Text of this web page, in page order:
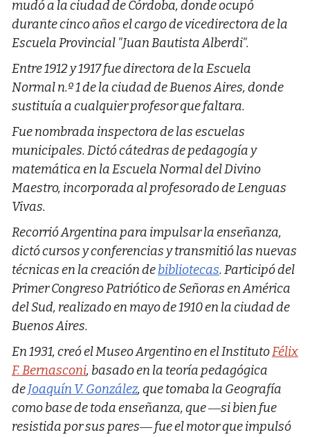
mudó a la ciudad de Córdoba, donde ocupó
durante cinco años el cargo de vicedirectora de la
Escuela Provincial "Juan Bautista Alberdi".​
Entre 1912 y 1917 fue directora de la Escuela
Normal n.º 1 de la ciudad de Buenos Aires, donde
sustituía a cualquier profesor que faltara.​
Fue nombrada inspectora de las escuelas
municipales.​ Dictó cátedras de pedagogía y
matemática en la Escuela Normal del Divino
Maestro, incorporada al profesorado de Lenguas
Vivas.​
Recorrió Argentina para impulsar la enseñanza,
dictó cursos y conferencias y transmitió las nuevas
técnicas en la creación debibliotecas. Participó del
Primer Congreso Patriótico de Señoras en América
del Sud, realizado en mayo de 1910 en la ciudad de
Buenos Aires.
En 1931, creó el Museo Argentino en el InstitutoFélix
F. Bernasconi, basado en la teoría pedagógica
deJoaquín V. González, que tomaba la Geografía
como base de toda enseñanza,​ que ―si bien fue
resistida por sus pares― fue el motor que impulsó